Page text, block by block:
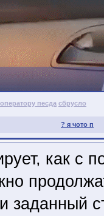
оператору песда сбрусло
? я чото п
как с
заданный